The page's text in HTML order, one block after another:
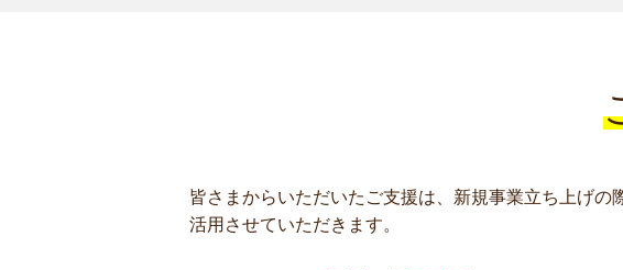
皆さまからいただいたご支援は、新規事業立ち上げ
活用させていただきます。